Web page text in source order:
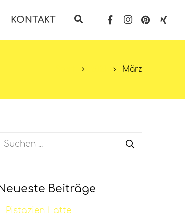
KONTAKT
März
Neueste Beiträge
Pistazien-Latte